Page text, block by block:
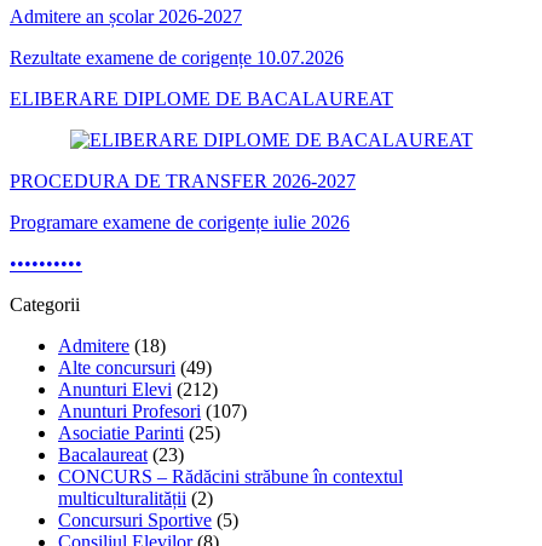
Admitere an școlar 2026-2027
Rezultate examene de corigențe 10.07.2026
ELIBERARE DIPLOME DE BACALAUREAT
PROCEDURA DE TRANSFER 2026-2027
Programare examene de corigențe iulie 2026
••••••••••
Categorii
Admitere (18)
Alte concursuri (49)
Anunturi Elevi (212)
Anunturi Profesori (107)
Asociatie Parinti (25)
Bacalaureat (23)
CONCURS – Rădăcini străbune în contextul
multiculturalității (2)
Concursuri Sportive (5)
Consiliul Elevilor(8)